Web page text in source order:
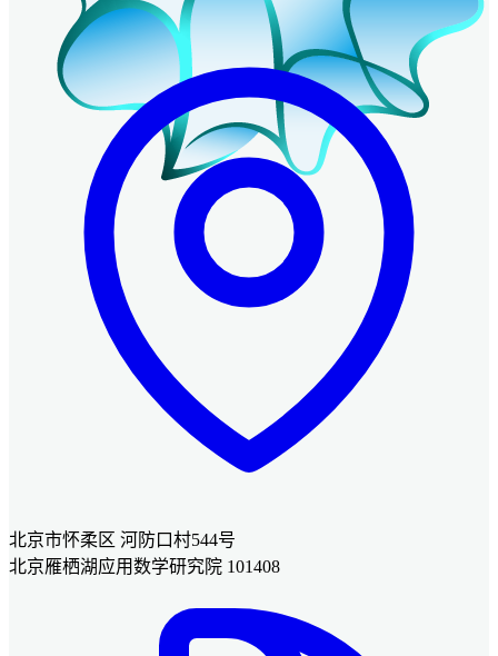
北京市怀柔区 河防口村544号
北京雁栖湖应用数学研究院 101408